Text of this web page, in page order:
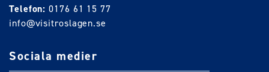
Telefon: 0176 61 15 77
info@visitroslagen.se
Sociala medier